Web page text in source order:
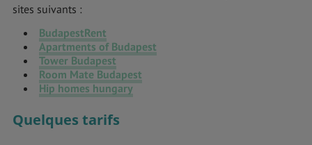
sites suivants :
BudapestRent
Apartments of Budapest
Tower Budapest
Room Mate Budapest
Hip homes hungary
Quelques tarifs